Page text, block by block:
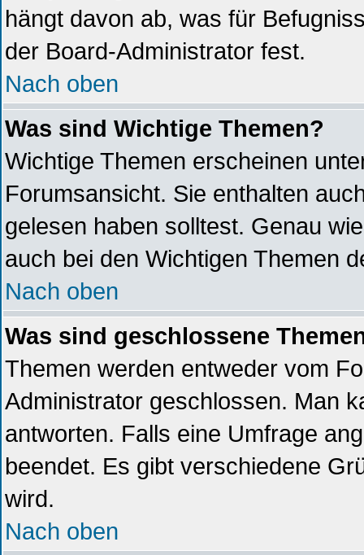
hängt davon ab, was für
der Board-Administrator fest.
Nach oben
Was sind Wichtige Themen?
Wichtige Themen erscheinen
Forumsansicht. Sie enthalten
gelesen haben solltest. Genau
auch bei den Wichtigen Themen
Nach oben
Was sind geschlossene
Themen werden entweder vom
Administrator geschlossen. Man
antworten. Falls eine Umfrage
beendet. Es gibt verschiedene
wird.
Nach oben